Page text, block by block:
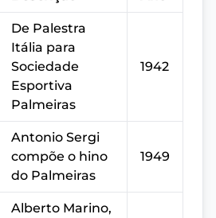
De Palestra
Itália para
Sociedade
Esportiva
Palmeiras
1942
Antonio Sergi
compõe o hino
do Palmeiras
1949
Alberto Marino,